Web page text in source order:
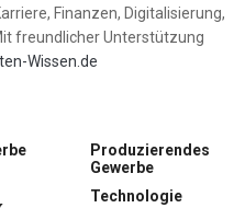
Finanzen, Digitalisierung,
freundlicher Unterstützung
Wissen.de
Produzierendes
Gewerbe
Technologie